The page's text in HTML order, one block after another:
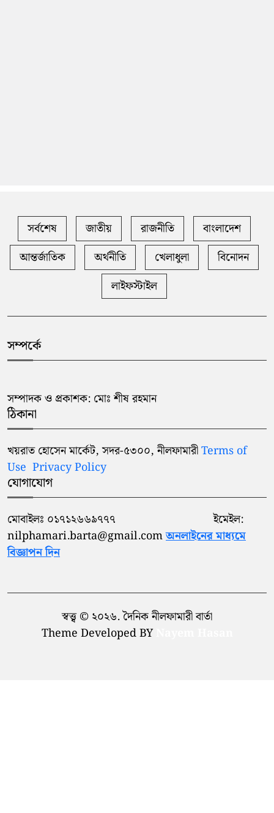
সর্বশেষ জাতীয় রাজনীতি
বাংলাদেশ
আন্তর্জাতিক
অর্থনীতি খেলাধুলা
বিনোদন
লাইফস্টাইল
সম্পর্কে
সম্পাদক ও প্রকাশক: মোঃ শীষ রহমান
ঠিকানা
খয়রাত হোসেন মার্কেট, সদর-৫৩০০, নীলফামারীTerms of
Use Privacy Policy
যোগাযোগ
মোবাইলঃ ০১৭১২৬৬৯৭৭৭ ইমেইল:
nilphamari.barta@gmail.comঅনলাইনের মাধ্যমে
বিজ্ঞাপন দিন
স্বত্ত্ব © ২০২৬. দৈনিক নীলফামারী বার্তা
Theme Developed BY